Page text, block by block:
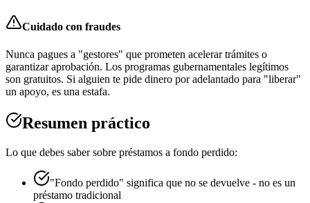
Cuidado con fraudes
Nunca pagues a "gestores" que prometen acelerar trámites o
garantizar aprobación. Los programas gubernamentales legítimos
son gratuitos. Si alguien te pide dinero por adelantado para "liberar"
un apoyo, es una estafa.
Resumen práctico
Lo que debes saber sobre préstamos a fondo perdido:
"Fondo perdido" significa que no se devuelve - no es un
préstamo tradicional